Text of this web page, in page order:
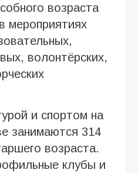
возраста
мероприятиях
волонтёрских,
и спортом на
занимаются 314
возраста.
клубы и